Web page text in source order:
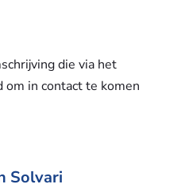
die via het
in contact te komen
Solvari